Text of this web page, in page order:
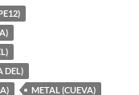
DEL)
METAL (CUEVA)